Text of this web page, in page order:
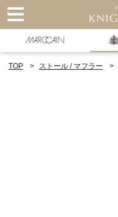
TOP ストール / マフラー